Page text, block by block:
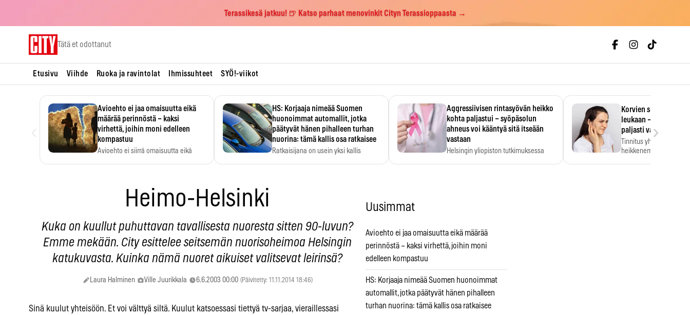
Terassikesä jatkuu! 🍺 Katso parhaat menovinkit Cityn Terassioppaasta →
Tätä et odottanut
Etusivu Viihde Ruoka ja ravintolat Ihmissuhteet SYÖ!-viikot
Avioehto ei jaa omaisuutta eikä
määrää perinnöstä – kaksi
virhettä, joihin moni edelleen
kompastuu
Avioehto ei siirrä omaisuutta eikä
HS: Korjaaja nimeää Suomen
huonoimmat automallit, jotka
päätyvät hänen pihalleen turhan
nuorina: tämä kallis osa ratkaisee
Ratkaisijana on usein yksi kallis
Aggressiivisen rintasyövän heikko
kohta paljastui – syöpäsolun
ahneus voi kääntyä sitä itseään
vastaan
Helsingin yliopiston tutkimuksessa
Korvien soiminen
leukaan – 47 349
paljasti vahvan
Tinnitus yhdistetään
heikkenemiseen.
›
Heimo-Helsinki
Kuka on kuullut puhuttavan tavallisesta nuoresta sitten 90-luvun?
Emme mekään. City esittelee seitsemän nuorisoheimoa Helsingin
katukuvasta. Kuinka nämä nuoret aikuiset valitsevat leirinsä?
Laura Halminen Ville Juurikkala 6.6.2003 00:00 (Päivitetty: 11.11.2014 18:46)
Sinä kuulut yhteisöön. Et voi välttyä siltä. Kuulut katsoessasi tiettyä tv-sarjaa, vieraillessasi
Uusimmat
Avioehto ei jaa omaisuutta eikä määrää
perinnöstä – kaksi virhettä, joihin moni
edelleen kompastuu
HS: Korjaaja nimeää Suomen huonoimmat
automallit, jotka päätyvät hänen pihalleen
turhan nuorina: tämä kallis osa ratkaisee